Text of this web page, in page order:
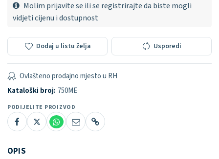
Molim prijavite se ilise registrirajteda biste mogli
vidjeti cijenu i dostupnost
Dodaj u listu želja Usporedi
Ovlašteno prodajno mjesto u RH
Kataloški broj: 750ME
PODIJELITE PROIZVOD
OPIS